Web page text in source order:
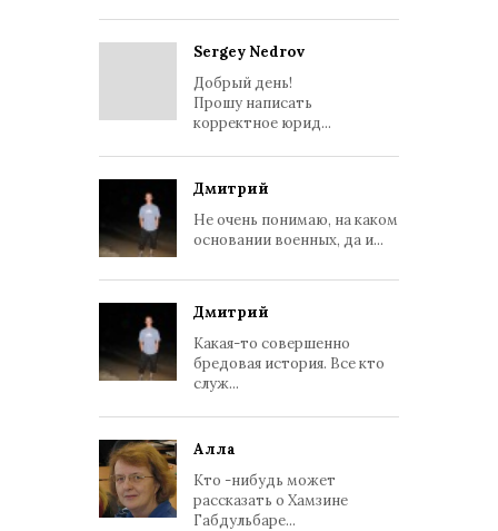
Sergey Nedrov
Добрый день!
Прошу написать
корректное юрид...
Дмитрий
Не очень понимаю, на каком
основании военных, да и...
Дмитрий
Какая-то совершенно
бредовая история. Все кто
служ...
Алла
Кто -нибудь может
рассказать о Хамзине
Габдульбаре...